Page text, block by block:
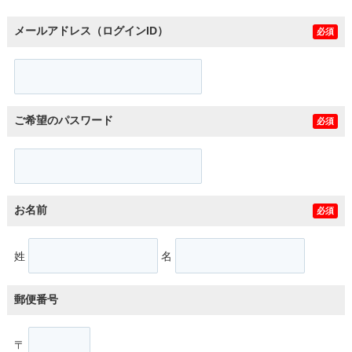
メールアドレス（ログインID） 必須
ご希望のパスワード 必須
お名前 必須
姓 名
郵便番号
〒